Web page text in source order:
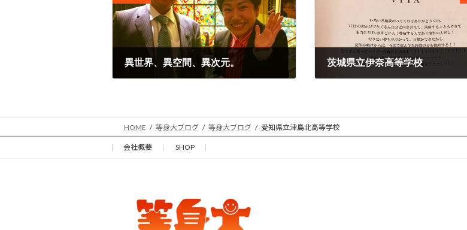
異世界、異空間、異次元。 茨城県立伊奈高等学校
HOME 等身大ブログ 等身大ブログ 愛知県立津島北高等学校
会社概要 SHOP